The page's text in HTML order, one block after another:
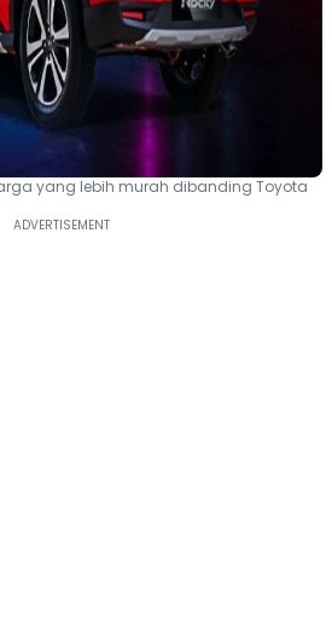
yang lebih murah dibanding Toyota